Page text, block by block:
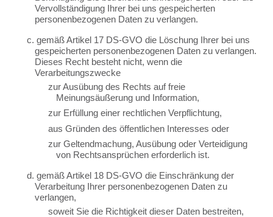
Vervollständigung Ihrer bei uns gespeicherten
personenbezogenen Daten zu verlangen.
c. gemäß Artikel 17 DS-GVO die Löschung Ihrer bei uns
gespeicherten personenbezogenen Daten zu verlangen.
Dieses Recht besteht nicht, wenn die
Verarbeitungszwecke
zur Ausübung des Rechts auf freie
Meinungsäußerung und Information,
zur Erfüllung einer rechtlichen Verpflichtung,
aus Gründen des öffentlichen Interesses oder
zur Geltendmachung, Ausübung oder Verteidigung
von Rechtsansprüchen erforderlich ist.
d. gemäß Artikel 18 DS-GVO die Einschränkung der
Verarbeitung Ihrer personenbezogenen Daten zu
verlangen,
soweit Sie die Richtigkeit dieser Daten bestreiten,